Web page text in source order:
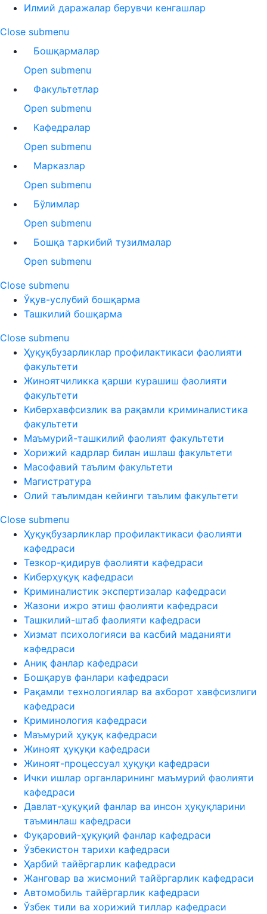
Илмий даражалар берувчи кенгашлар
Close submenu
Бошқармалар
Open submenu
Факультетлар
Open submenu
Кафедралар
Open submenu
Марказлар
Open submenu
Бўлимлар
Open submenu
Бошқа таркибий тузилмалар
Open submenu
Close submenu
Ўқув-услубий бошқарма
Ташкилий бошқарма
Close submenu
Ҳуқуқбузарликлар профилактикаси фаолияти
факультети
Жиноятчиликка қарши курашиш фаолияти
факультети
Киберхавфсизлик ва рақамли криминалистика
факультети
Маъмурий-ташкилий фаолият факультети
Хорижий кадрлар билан ишлаш факультети
Масофавий таълим факультети
Магистратура
Олий таълимдан кейинги таълим факультети
Close submenu
Ҳуқуқбузарликлар профилактикаси фаолияти
кафедраси
Тезкор-қидирув фаолияти кафедраси
Киберҳуқуқ кафедраси
Криминалистик экспертизалар кафедраси
Жазони ижро этиш фаолияти кафедраси
Ташкилий-штаб фаолияти кафедраси
Хизмат психологияси ва касбий маданияти
кафедраси
Аниқ фанлар кафедраси
Бошқарув фанлари кафедраси
Рақамли технологиялар ва ахборот хавфсизлиги
кафедраси
Криминология кафедраси
Маъмурий ҳуқуқ кафедраси
Жиноят ҳуқуқи кафедраси
Жиноят-процессуал ҳуқуқи кафедраси
Ички ишлар органларининг маъмурий фаолияти
кафедраси
Давлат-ҳуқуқий фанлар ва инсон ҳуқуқларини
таъминлаш кафедраси
Фуқаровий-ҳуқуқий фанлар кафедраси
Ўзбекистон тарихи кафедраси
Ҳарбий тайёргарлик кафедраси
Жанговар ва жисмоний тайёргарлик кафедраси
Автомобиль тайёргарлик кафедраси
Ўзбек тили ва хорижий тиллар кафедраси